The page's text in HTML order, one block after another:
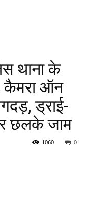
थाना के
कैमरा ऑन
ड्राई-
छलके जाम
0
1060